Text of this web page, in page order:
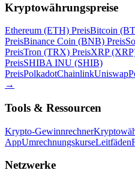
Kryptowährungspreise
Ethereum (ETH) PreisBitcoin
PreisBinance Coin (BNB) Preis
PreisTron (TRX) PreisXRP
PreisSHIBA INU (SHIB)
PreisPolkadotChainlinkUniswap
→
Tools & Ressourcen
Krypto-Gewinnrechner
AppUmrechnungskurseLeitfäden
Netzwerke